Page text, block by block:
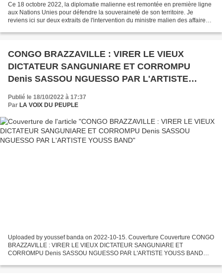
Ce 18 octobre 2022, la diplomatie malienne est remontée en première ligne
aux Nations Unies pour défendre la souveraineté de son territoire. Je
reviens ici sur deux extraits de l'intervention du ministre malien des affaires
CONGO BRAZZAVILLE : VIRER LE VIEUX
DICTATEUR SANGUNIARE ET CORROMPU
Denis SASSOU NGUESSO PAR L'ARTISTE
Publié le 18/10/2022 à 17:37
Par LA VOIX DU PEUPLE
Uploaded by youssef banda on 2022-10-15. Couverture Couverture CONGO
BRAZZAVILLE : VIRER LE VIEUX DICTATEUR SANGUNIARE ET
CORROMPU Denis SASSOU NGUESSO PAR L'ARTISTE YOUSS BAND
88,4 % DES VOIX...